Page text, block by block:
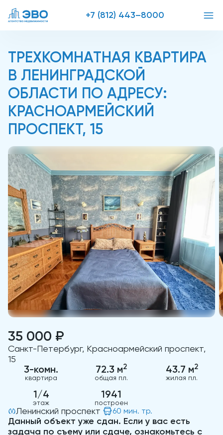
+7 (812) 443–8000
ТРЕХКОМНАТНАЯ КВАРТИРА
В ЛЕНИНГРАДСКОЙ
ОБЛАСТИ ПО АДРЕСУ:
КРАСНОАРМЕЙСКИЙ
ПРОСПЕКТ, 15
35 000 ₽
Санкт-Петербург, Красноармейский проспект,
15
3-комн.
квартира
72.3 м2
общая пл.
43.7 м2
жилая пл.
1/4
этаж
1941
построен
Ленинский проспект 60 мин. тр.
Данный объект уже сдан. Если у вас есть
задача по съему или сдаче, ознакомьтесь с